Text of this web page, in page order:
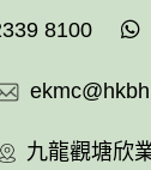
8100
九龍觀塘欣